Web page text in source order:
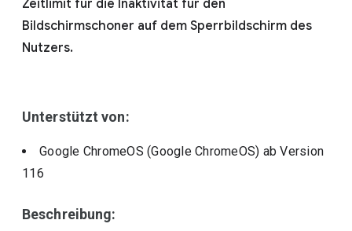
Zeitlimit für die Inaktivität für den
Bildschirmschoner auf dem Sperrbildschirm des
Nutzers.
Unterstützt von:
Google ChromeOS (Google ChromeOS) ab Version
116
Beschreibung: